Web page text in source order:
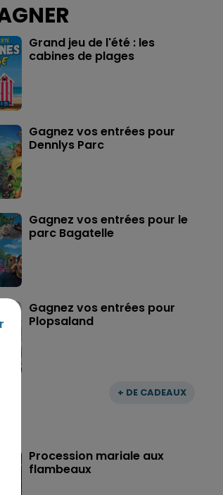
+ DE CADEAUX
Grand jeu de l'été : les
cabines de plages
Gagnez vos entrées pour
Dennlys Parc
Gagnez vos entrées pour le
parc Bagatelle
Gagnez vos entrées pour
Plopsaland
Procession mariale aux
flambeaux